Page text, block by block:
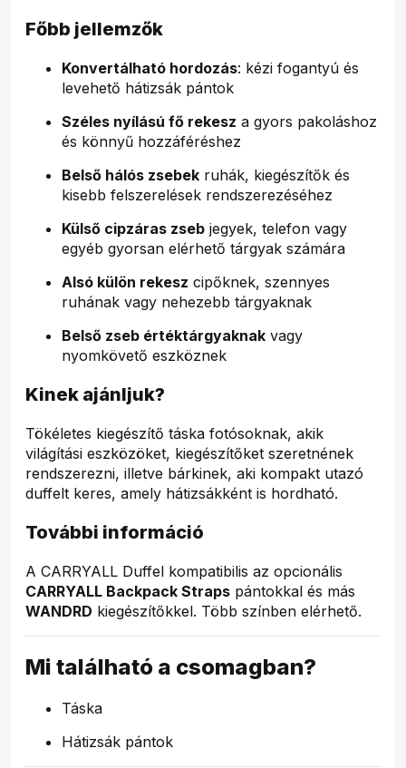
Főbb jellemzők
Konvertálható hordozás: kézi fogantyú és
levehető hátizsák pántok
Széles nyílású fő rekesz a gyors pakoláshoz
és könnyű hozzáféréshez
Belső hálós zsebek ruhák, kiegészítők és
kisebb felszerelések rendszerezéséhez
Külső cipzáras zseb jegyek, telefon vagy
egyéb gyorsan elérhető tárgyak számára
Alsó külön rekesz cipőknek, szennyes
ruhának vagy nehezebb tárgyaknak
Belső zseb értéktárgyaknak vagy
nyomkövető eszköznek
Kinek ajánljuk?
Tökéletes kiegészítő táska fotósoknak, akik
világítási eszközöket, kiegészítőket szeretnének
rendszerezni, illetve bárkinek, aki kompakt utazó
duffelt keres, amely hátizsákként is hordható.
További információ
A CARRYALL Duffel kompatibilis az opcionális
CARRYALL Backpack Straps pántokkal és más
WANDRD kiegészítőkkel. Több színben elérhető.
Mi található a csomagban?
Táska
Hátizsák pántok